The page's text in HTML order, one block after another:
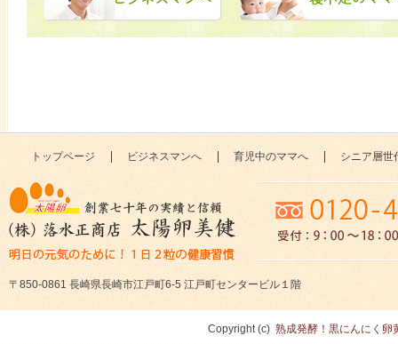
トップページ ビジネスマンへ 育児中のママへ シニア層世
〒850-0861 長崎県長崎市江戸町6-5 江戸町センタービル１階
Copyright (c) 熟成発酵！黒にんにく卵